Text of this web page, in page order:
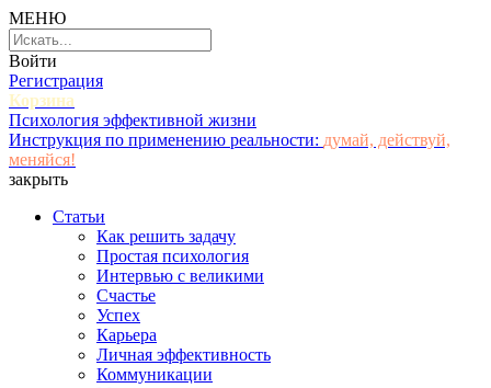
МЕНЮ
Войти
Регистрация
Корзина
Психология эффективной жизни
Инструкция по применению реальности: думай, действуй,
меняйся!
закрыть
Статьи
Как решить задачу
Простая психология
Интервью с великими
Счастье
Успех
Карьера
Личная эффективность
Коммуникации